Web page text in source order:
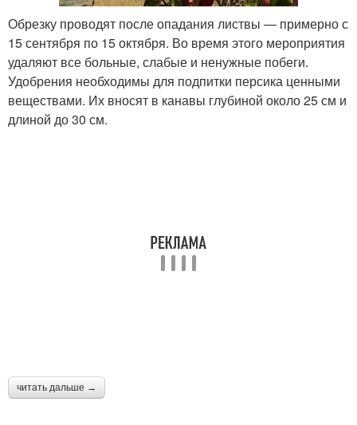
Обрезку проводят после опадания листвы — примерно с
15 сентября по 15 октября. Во время этого мероприятия
удаляют все больные, слабые и ненужные побеги.
Удобрения необходимы для подпитки персика ценными
веществами. Их вносят в канавы глубиной около 25 см и
длиной до 30 см.
читать дальше →